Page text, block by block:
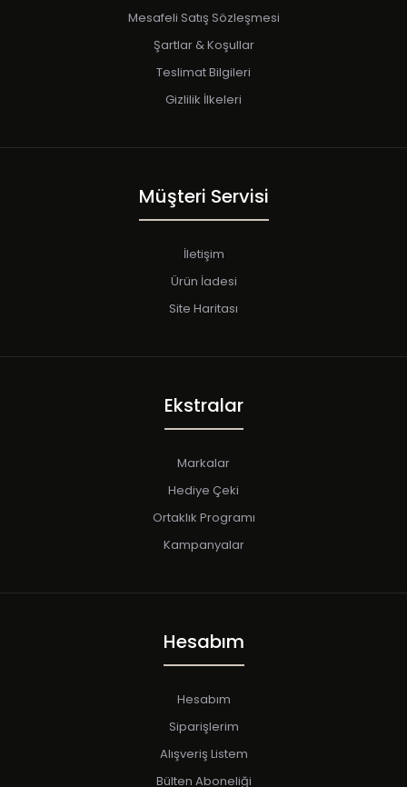
Mesafeli Satış Sözleşmesi
Şartlar & Koşullar
Teslimat Bilgileri
Gizlilik İlkeleri
Müşteri Servisi
İletişim
Ürün İadesi
Site Haritası
Ekstralar
Markalar
Hediye Çeki
Ortaklık Programı
Kampanyalar
Hesabım
Hesabım
Siparişlerim
Alışveriş Listem
Bülten Aboneliği